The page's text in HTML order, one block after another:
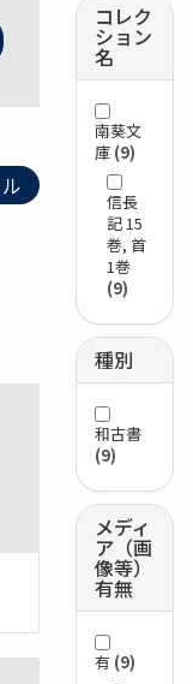
コレク
ション
名
南葵文
庫 (9)
信長
記 15
巻, 首
1巻
(9)
種別
和古書
(9)
メディ
ア（画
像等）
有無
有 (9)